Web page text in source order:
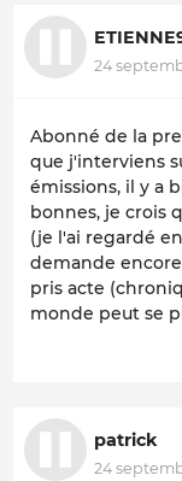
24
Abonné de la
que j'interviens
émissions, il y a
bonnes, je crois
(je l'ai regardé
demande
pris acte
monde peut se
patrick
24